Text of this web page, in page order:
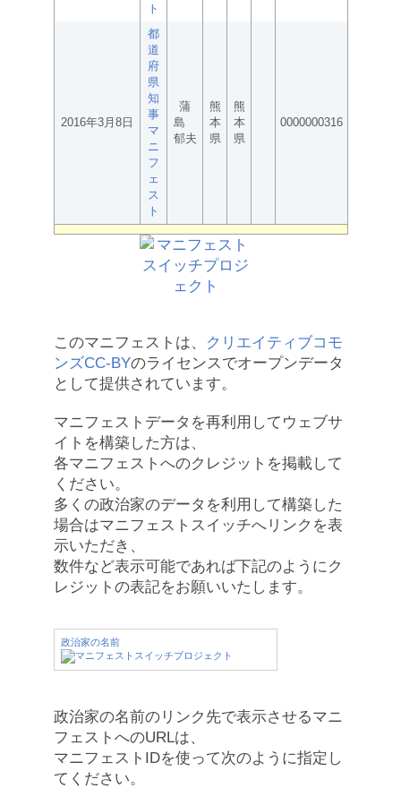
ト
2016年3月8日
都
道
府
県
知
事
マ
ニ
フ
ェ
ス
ト
蒲
島
郁夫
熊
本
県
熊
本
県
0000000316
このマニフェストは、
クリエイティブコモ
ンズCC-BYのライセンスでオープンデータ
として提供されています。
マニフェストデータを再利用してウェブサ
イトを構築した方は、
各マニフェストへのクレジットを掲載して
ください。
多くの政治家のデータを利用して構築した
場合はマニフェストスイッチへリンクを表
示いただき、
数件など表示可能であれば下記のようにク
レジットの表記をお願いいたします。
政治家の名前
政治家の名前のリンク先で表示させるマニ
フェストへのURLは、
マニフェストIDを使って次のように指定し
てください。